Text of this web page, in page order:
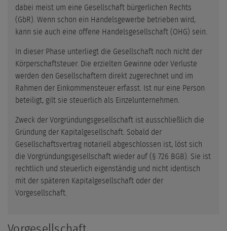
dabei meist um eine Gesellschaft bürgerlichen Rechts
(GbR). Wenn schon ein Handelsgewerbe betrieben wird,
kann sie auch eine offene Handelsgesellschaft (OHG) sein.
In dieser Phase unterliegt die Gesellschaft noch nicht der
Körperschaftsteuer. Die erzielten Gewinne oder Verluste
werden den Gesellschaftern direkt zugerechnet und im
Rahmen der Einkommensteuer erfasst. Ist nur eine Person
beteiligt, gilt sie steuerlich als Einzelunternehmen.
Zweck der Vorgründungsgesellschaft ist ausschließlich die
Gründung der Kapitalgesellschaft. Sobald der
Gesellschaftsvertrag notariell abgeschlossen ist, löst sich
die Vorgründungsgesellschaft wieder auf (§ 726 BGB). Sie ist
rechtlich und steuerlich eigenständig und nicht identisch
mit der späteren Kapitalgesellschaft oder der
Vorgesellschaft.